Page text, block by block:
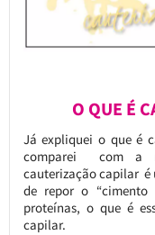
O QUE É
Já expliquei o que é
comparei com a
cauterização capilar é
de repor o
proteínas, o que é
capilar.